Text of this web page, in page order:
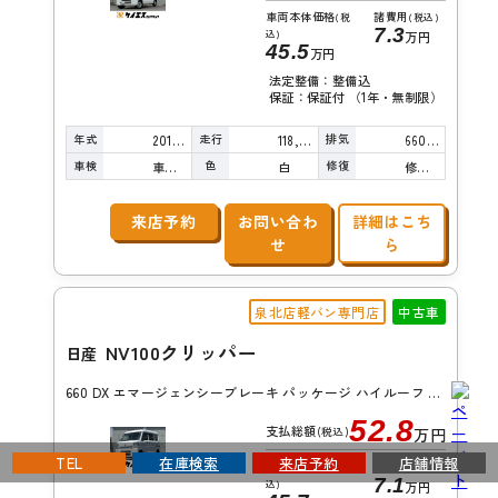
車両本体価格(税
込)
45.5万円
諸費用 (税込)
7.3万円
法定整備：整備込
保証：保証付 （1年・無制限）
年式 2018年 走行 118,000km 排気 660cc
車検 車検整備付 色 白 修復 修復歴無し
来店予約
お問い合わ
せ
詳細はこち
ら
泉北店軽バン専門店 中古車
日産 NV100クリッパー
660 DX エマージェンシーブレーキ パッケージ ハイルーフ 5AGS車
支払総額(税込)52.8万円
車両本体価格(税
込)
諸費用(税込)
7.1万円
TEL 在庫検索 来店予約 店舗情報